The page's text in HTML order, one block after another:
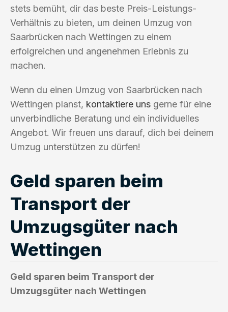
stets bemüht, dir das beste Preis-Leistungs-
Verhältnis zu bieten, um deinen Umzug von
Saarbrücken nach Wettingen zu einem
erfolgreichen und angenehmen Erlebnis zu
machen.
Wenn du einen Umzug von Saarbrücken nach
Wettingen planst, kontaktiere uns gerne für eine
unverbindliche Beratung und ein individuelles
Angebot. Wir freuen uns darauf, dich bei deinem
Umzug unterstützen zu dürfen!
Geld sparen beim
Transport der
Umzugsgüter nach
Wettingen
Geld sparen beim Transport der
Umzugsgüter nach Wettingen